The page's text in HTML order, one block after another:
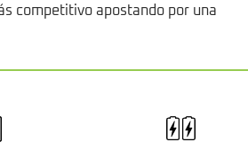
competitivo apostando por una